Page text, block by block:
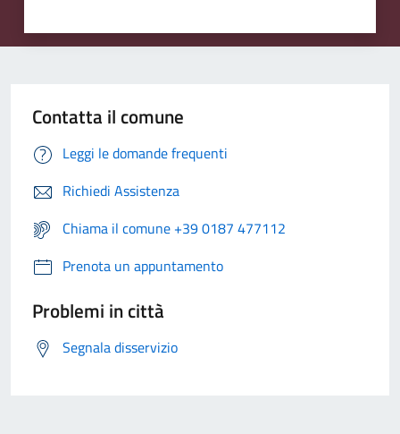
Contatta il comune
Leggi le domande frequenti
Richiedi Assistenza
Chiama il comune +39 0187 477112
Prenota un appuntamento
Problemi in città
Segnala disservizio